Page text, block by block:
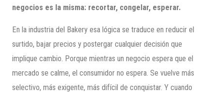
negocios es la misma: recortar, congelar, esperar.
En la industria del Bakery esa lógica se traduce en reducir el
surtido, bajar precios y postergar cualquier decisión que
implique cambio. Porque mientras un negocio espera que el
mercado se calme, el consumidor no espera. Se vuelve más
selectivo, más exigente, más difícil de conquistar. Y cuando